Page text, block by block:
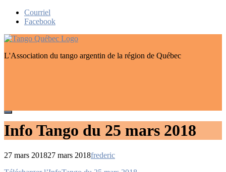
Skip
Courriel
Facebook
L'Association du tango argentin de la région de Québec
Info Tango du 25 mars 2018
27 mars 201827 mars 2018frederic
Navigation